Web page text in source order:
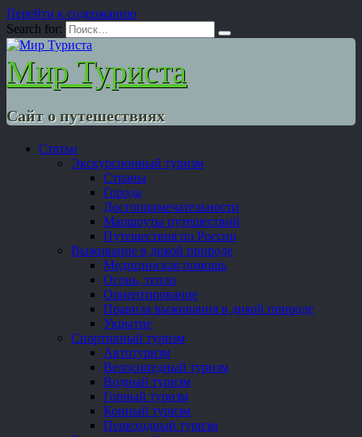
Перейти к содержанию
Search for:
Мир Туриста
Сайт о путешествиях
Статьи
Экскурсионный туризм
Страны
Города
Достопримечательности
Маршруты путешествий
Путешествия по России
Выживание в дикой природе
Медицинская помощь
Огонь, тепло
Ориентирование
Правила выживания в дикой природе
Укрытие
Спортивный туризм
Автотуризм
Велосипедный туризм
Водный туризм
Горный туризм
Конный туризм
Пешеходный туризм